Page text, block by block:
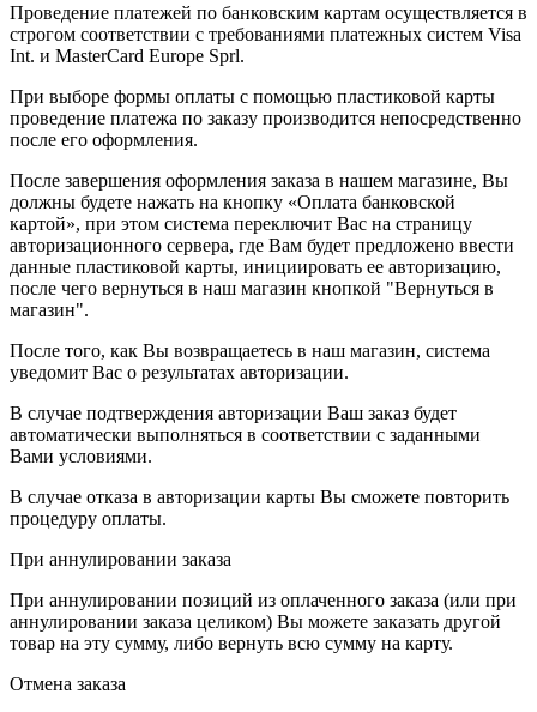
Проведение платежей по банковским картам осуществляется в
строгом соответствии с требованиями платежных систем Visa
Int. и MasterCard Europe Sprl.
При выборе формы оплаты с помощью пластиковой карты
проведение платежа по заказу производится непосредственно
после его оформления.
После завершения оформления заказа в нашем магазине, Вы
должны будете нажать на кнопку «Оплата банковской
картой», при этом система переключит Вас на страницу
авторизационного сервера, где Вам будет предложено ввести
данные пластиковой карты, инициировать ее авторизацию,
после чего вернуться в наш магазин кнопкой "Вернуться в
магазин".
После того, как Вы возвращаетесь в наш магазин, система
уведомит Вас о результатах авторизации.
В случае подтверждения авторизации Ваш заказ будет
автоматически выполняться в соответствии с заданными
Вами условиями.
В случае отказа в авторизации карты Вы сможете повторить
процедуру оплаты.
При аннулировании заказа
При аннулировании позиций из оплаченного заказа (или при
аннулировании заказа целиком) Вы можете заказать другой
товар на эту сумму, либо вернуть всю сумму на карту.
Отмена заказа